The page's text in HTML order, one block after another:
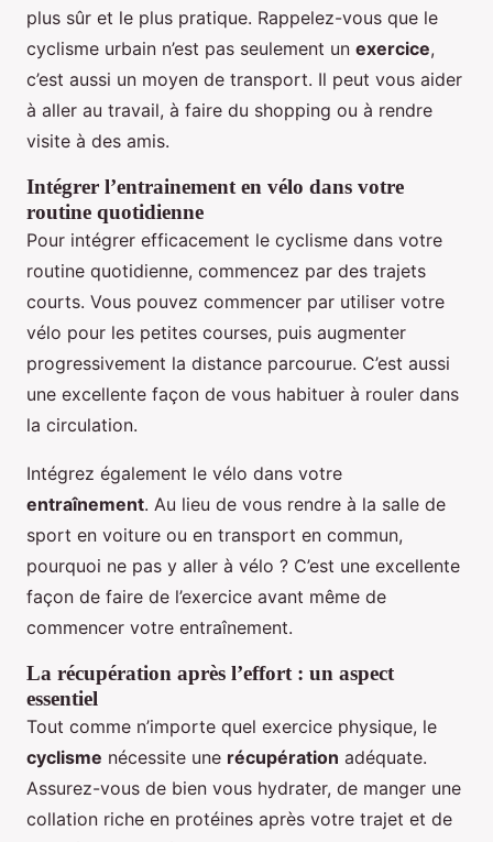
plus sûr et le plus pratique. Rappelez-vous que le
cyclisme urbain n’est pas seulement un exercice,
c’est aussi un moyen de transport. Il peut vous aider
à aller au travail, à faire du shopping ou à rendre
visite à des amis.
Intégrer l’entrainement en vélo dans votre
routine quotidienne
Pour intégrer efficacement le cyclisme dans votre
routine quotidienne, commencez par des trajets
courts. Vous pouvez commencer par utiliser votre
vélo pour les petites courses, puis augmenter
progressivement la distance parcourue. C’est aussi
une excellente façon de vous habituer à rouler dans
la circulation.
Intégrez également le vélo dans votre
entraînement. Au lieu de vous rendre à la salle de
sport en voiture ou en transport en commun,
pourquoi ne pas y aller à vélo ? C’est une excellente
façon de faire de l’exercice avant même de
commencer votre entraînement.
La récupération après l’effort : un aspect
essentiel
Tout comme n’importe quel exercice physique, le
cyclisme nécessite une récupération adéquate.
Assurez-vous de bien vous hydrater, de manger une
collation riche en protéines après votre trajet et de